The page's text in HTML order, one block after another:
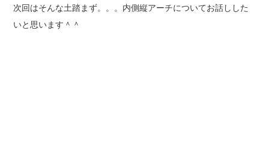
次回はそんな土踏まず。。。内側縦アーチについてお話しした
いと思います＾＾